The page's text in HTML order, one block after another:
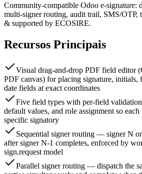
Community-compatible Odoo e-signature:
multi-signer routing, audit trail, SMS/OTP,
& supported by ECOSIRE.
Recursos Principais
Visual drag-and-drop PDF field editor
PDF canvas) for placing signature, initials,
date fields at exact coordinates
Five field types with per-field
default values, and role assignment so
specific signatory
Sequential signer routing — signer N
after signer N-1 completes, enforced by
sign.request model
Parallel signer routing — dispatch the